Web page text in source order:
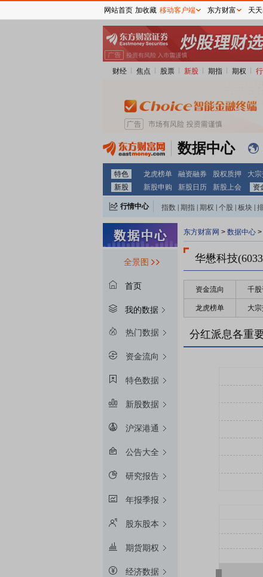
财经 焦点 股票 新股 期指 期权
数据中心
特色 龙虎榜单 融资融券 股权质押 大
新股
新股申购 新股日历 新股上会 资
行情中心 指数 期指 期权 个股 板块
全景图
首页
我的数据
热门数据
资金流向
特色数据
新股数据
沪深港通
公告大全
研究报告
年报季报
股东股本
期货期权
经济数据
东方财富网 > 数据中心 >
华懋科技
资金流向 千
龙虎榜单 大
分红派息各重
网站首页 加收藏 移动客户端 东方财富 天